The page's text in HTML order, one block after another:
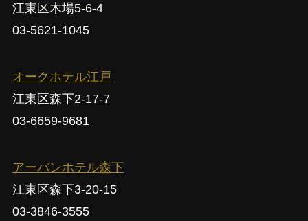
江東区木場5-6-4
03-5621-1045
オークホテル江戸
江東区森下2-17-7
03-6659-9681
アーバンホテル森下
江東区森下3-20-15
03-3846-3555